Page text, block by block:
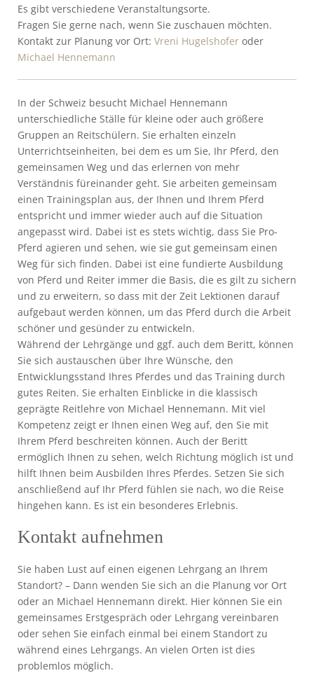
Es gibt verschiedene Veranstaltungsorte.
Fragen Sie gerne nach, wenn Sie zuschauen möchten.
Kontakt zur Planung vor Ort: Vreni Hugelshofer oder
Michael Hennemann
In der Schweiz besucht Michael Hennemann
unterschiedliche Ställe für kleine oder auch größere
Gruppen an Reitschülern. Sie erhalten einzeln
Unterrichtseinheiten, bei dem es um Sie, Ihr Pferd, den
gemeinsamen Weg und das erlernen von mehr
Verständnis füreinander geht. Sie arbeiten gemeinsam
einen Trainingsplan aus, der Ihnen und Ihrem Pferd
entspricht und immer wieder auch auf die Situation
angepasst wird. Dabei ist es stets wichtig, dass Sie Pro-
Pferd agieren und sehen, wie sie gut gemeinsam einen
Weg für sich finden. Dabei ist eine fundierte Ausbildung
von Pferd und Reiter immer die Basis, die es gilt zu sichern
und zu erweitern, so dass mit der Zeit Lektionen darauf
aufgebaut werden können, um das Pferd durch die Arbeit
schöner und gesünder zu entwickeln.
Während der Lehrgänge und ggf. auch dem Beritt, können
Sie sich austauschen über Ihre Wünsche, den
Entwicklungsstand Ihres Pferdes und das Training durch
gutes Reiten. Sie erhalten Einblicke in die klassisch
geprägte Reitlehre von Michael Hennemann. Mit viel
Kompetenz zeigt er Ihnen einen Weg auf, den Sie mit
Ihrem Pferd beschreiten können. Auch der Beritt
ermöglich Ihnen zu sehen, welch Richtung möglich ist und
hilft Ihnen beim Ausbilden Ihres Pferdes. Setzen Sie sich
anschließend auf Ihr Pferd fühlen sie nach, wo die Reise
hingehen kann. Es ist ein besonderes Erlebnis.
Kontakt aufnehmen
Sie haben Lust auf einen eigenen Lehrgang an Ihrem
Standort? – Dann wenden Sie sich an die Planung vor Ort
oder an Michael Hennemann direkt. Hier können Sie ein
gemeinsames Erstgespräch oder Lehrgang vereinbaren
oder sehen Sie einfach einmal bei einem Standort zu
während eines Lehrgangs. An vielen Orten ist dies
problemlos möglich.